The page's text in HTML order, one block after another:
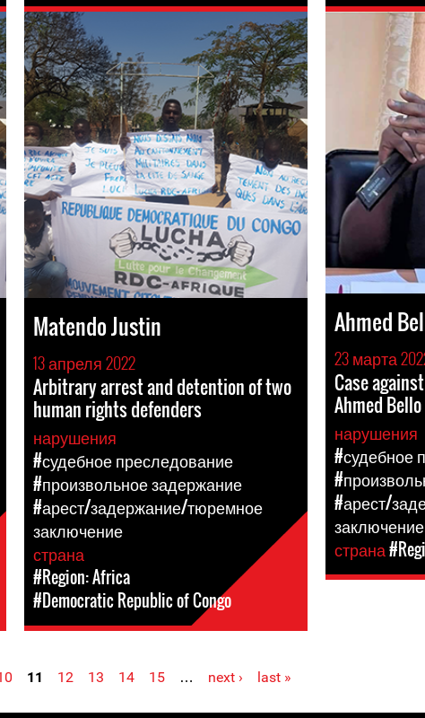
Matendo Justin
13 апреля 2022
Arbitrary arrest and detention of two
human rights defenders
нарушения
#судебное преследование
#произвольное задержание
#арест/задержание/тюремное
заключение
страна
#Region: Africa
#Democratic Republic of Congo
Ahmed
23 марта
Case
Ahmed
нарушения
#судебное
#арест/
заключение
страна
11 12 13 14 15 … next › last »